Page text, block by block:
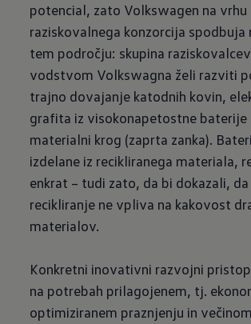
potencial, zato Volkswagen na vrhu
raziskovalnega konzorcija spodbuja
tem področju: skupina
vodstvom Volkswagna želi razviti
trajno dovajanje katodnih kovin,
grafita iz visokonapetostne baterije
materialni krog (zaprta zanka).
izdelane iz recikliranega materiala,
enkrat – tudi zato, da bi dokazali,
recikliranje ne vpliva na kakovost
materialov.
Konkretni inovativni razvojni
na potrebah prilagojenem, tj.
optimiziranem praznjenju in